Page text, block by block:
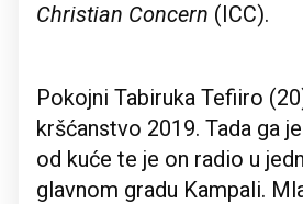
Christian Concern (ICC).
Pokojni Tabiruka Tefiiro
kršćanstvo 2019. Tada ga
od kuće te je on radio u
glavnom gradu Kampali.